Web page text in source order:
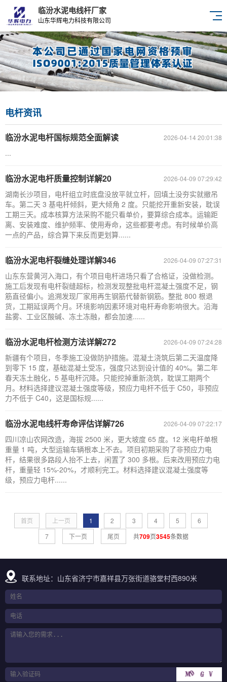
临汾水泥电线杆厂家
山东华辉电力科技有限公司
电杆资讯
2026-04-14 20:01:38
临汾水泥电杆国标规范全面解读
...
2026-04-09 07:29:42
临汾水泥电杆质量控制详解20
湖南长沙项目，电杆组立时底盘没放平就立杆，回填土没夯实就撤吊
车。第二天 3 基电杆倾斜，更大倾角 2 度。只能挖开重新安装，耽误
工期三天。成本核算方法采购不能只看单价，要算综合成本。运输距
离、安装难度、维护频率、使用寿命，这些都要考虑。有时候单价高
一点的产品，综合算下来反而更划算......
2026-04-09 07:27:31
临汾水泥电杆裂缝处理详解346
山东东营黄河入海口，有个项目电杆进场只看了合格证，没做检测。
施工后发现有电杆裂缝超标，检测发现整批电杆混凝土强度不足，钢
筋直径偏小。追溯发现厂家用再生钢筋代替新钢筋。整批 800 根退
货，工期延误两个月。环境影响因素环境对电杆寿命影响很大。沿海
盐雾、工业区酸碱、冻土冻融，都会加速......
2026-04-09 07:24:28
临汾水泥电杆检测方法详解272
新疆有个项目，冬季施工没做防护措施。混凝土浇筑后第二天温度降
到零下 15 度，基础混凝土受冻，强度只达到设计值的 40%。第二年
春天冻土融化，5 基电杆沉降。只能挖掉重新浇筑，耽误工期两个
月。材料选择建议混凝土强度等级，预应力电杆不低于 C50，非预应
力不低于 C40，这是国标规......
2026-04-09 07:22:17
临汾水泥电线杆寿命评估详解726
四川凉山农网改造，海拔 2500 米，更大坡度 65 度。12 米电杆单根
重量 1 吨，大型运输车辆根本上不去。项目初期采购了非预应力电
杆，结果很多路段人抬不上去，闲置了 300 多根。后来改用预应力电
杆，重量轻 15%-20%，才顺利完工。材料选择建议混凝土强度等
级，预应力电杆......
首页 上一页 1 2 3 4 5
6
7
下一页 尾页 共709页3545条数据
联系地址：山东省济宁市嘉祥县万张街道骆堂村西890米